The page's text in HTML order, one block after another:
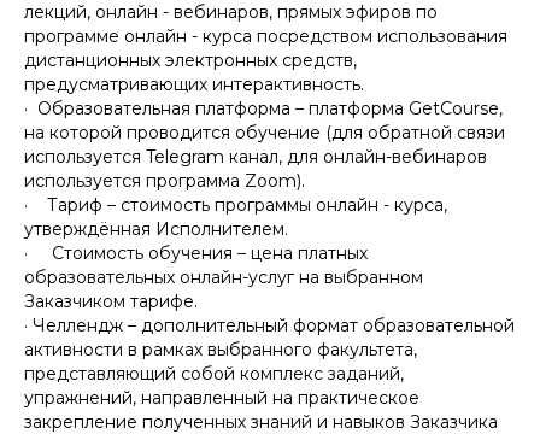
лекций, онлайн - вебинаров, прямых эфиров по
программе онлайн - курса посредством использования
дистанционных электронных средств,
предусматривающих интерактивность.
· Образовательная платформа – платформа GetCourse,
на которой проводится обучение (для обратной связи
используется Telegram канал, для онлайн-вебинаров
используется программа Zoom).
· Тариф – стоимость программы онлайн - курса,
утверждённая Исполнителем.
· Стоимость обучения – цена платных
образовательных онлайн-услуг на выбранном
Заказчиком тарифе.
· Челлендж – дополнительный формат образовательной
активности в рамках выбранного факультета,
представляющий собой комплекс заданий,
упражнений, направленный на практическое
закрепление полученных знаний и навыков Заказчика